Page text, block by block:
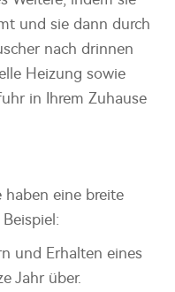
und sie dann durch
nach drinnen
Heizung sowie
in Ihrem Zuhause
eine breite
und Erhalten eines
Jahr über.